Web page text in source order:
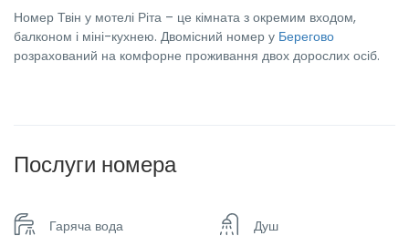
Номер Твін у мотелі Ріта – це кімната з окремим входом,
балконом і міні-кухнею. Двомісний номер у Берегово
розрахований на комфорне проживання двох дорослих осіб.
Послуги номера
Гаряча вода Душ